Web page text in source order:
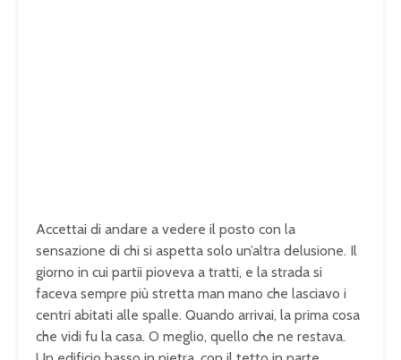
Accettai di andare a vedere il posto con la
sensazione di chi si aspetta solo un’altra delusione. Il
giorno in cui partii pioveva a tratti, e la strada si
faceva sempre più stretta man mano che lasciavo i
centri abitati alle spalle. Quando arrivai, la prima cosa
che vidi fu la casa. O meglio, quello che ne restava.